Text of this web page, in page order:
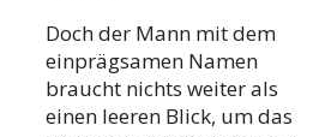
Doch der Mann mit dem
einprägsamen Namen
braucht nichts weiter als
einen leeren Blick, um das